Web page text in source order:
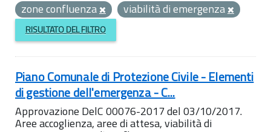
zone confluenza
viabilità di emergenza
RISULTATO DEL FILTRO
Piano Comunale di Protezione Civile - Elementi
di gestione dell'emergenza - C...
Approvazione DelC 00076-2017 del 03/10/2017.
Aree accoglienza, aree di attesa, viabilità di